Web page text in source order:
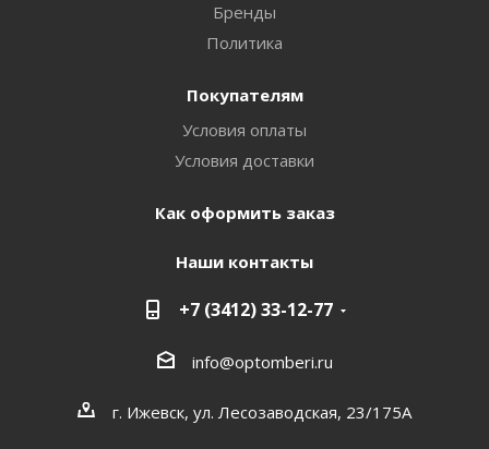
Бренды
Политика
Покупателям
Условия оплаты
Условия доставки
Как оформить заказ
Наши контакты
+7 (3412) 33-12-77
info@optomberi.ru
г. Ижевск, ул. Лесозаводская, 23/175А